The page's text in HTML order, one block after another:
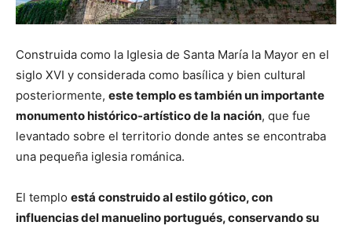
Construida como la Iglesia de Santa María la Mayor en el
siglo XVI y considerada como basílica y bien cultural
posteriormente, este templo es también un importante
monumento histórico-artístico de la nación, que fue
levantado sobre el territorio donde antes se encontraba
una pequeña iglesia románica.
El templo está construido al estilo gótico, con
influencias del manuelino portugués, conservando su